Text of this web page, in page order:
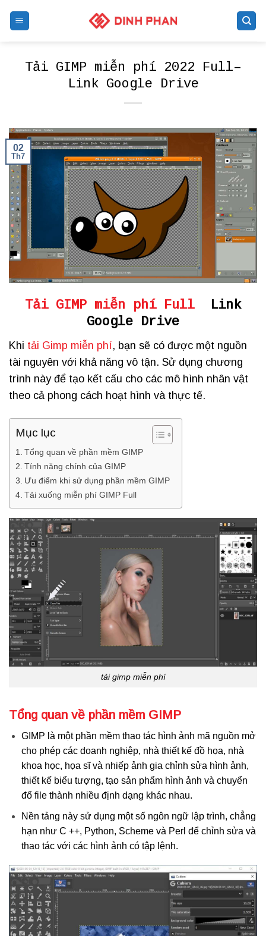
Tải GIMP miễn phí 2022 Full–
Link Google Drive
02
Th7
Tải GIMP miễn phí Full
Link
Google Drive
Khi tải Gimp miễn phí, bạn sẽ có được một nguồn
tài nguyên với khả năng vô tận. Sử dụng chương
trình này để tạo kết cấu cho các mô hình nhân vật
theo cả phong cách hoạt hình và thực tế.
Mục lục
Tổng quan về phần mềm GIMP
Tính năng chính của GIMP
Ưu điểm khi sử dụng phần mềm GIMP
Tải xuống miễn phí GIMP Full
tải gimp miễn phí
Tổng quan về phần mềm GIMP
GIMP là một phần mềm thao tác hình ảnh mã nguồn mở
cho phép các doanh nghiệp, nhà thiết kế đồ họa, nhà
khoa học, họa sĩ và nhiếp ảnh gia chỉnh sửa hình ảnh,
thiết kế biểu tượng, tạo sản phẩm hình ảnh và chuyển
đổ file thành nhiều định dạng khác nhau.
Nền tảng này sử dụng một số ngôn ngữ lập trình, chẳng
hạn như C ++, Python, Scheme và Perl để chỉnh sửa và
thao tác với các hình ảnh có tập lệnh.